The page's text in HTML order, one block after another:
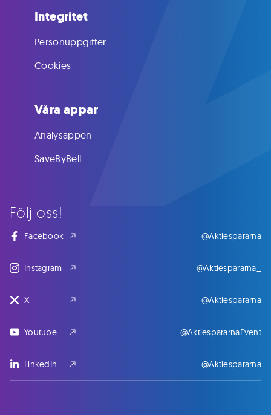
Följ oss!
Facebook @Aktiespararna
Instagram @Aktiespararna_
X @Aktiespararna
Youtube @AktiespararnaEvent
LinkedIn @Aktiespararna
Integritet
Personuppgifter
Cookies
Våra appar
Analysappen
SaveByBell